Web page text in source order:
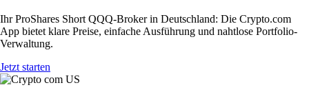
Ihr ProShares Short QQQ-Broker in Deutschland: Die Crypto.com
App bietet klare Preise, einfache Ausführung und nahtlose Portfolio-
Verwaltung.
Jetzt starten